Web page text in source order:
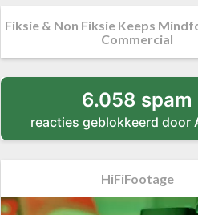
Fiksie & Non Fiksie Keeps
Commercial
6.058 spam
reacties geblokkeerd door
HiFiFootage
Videospeler